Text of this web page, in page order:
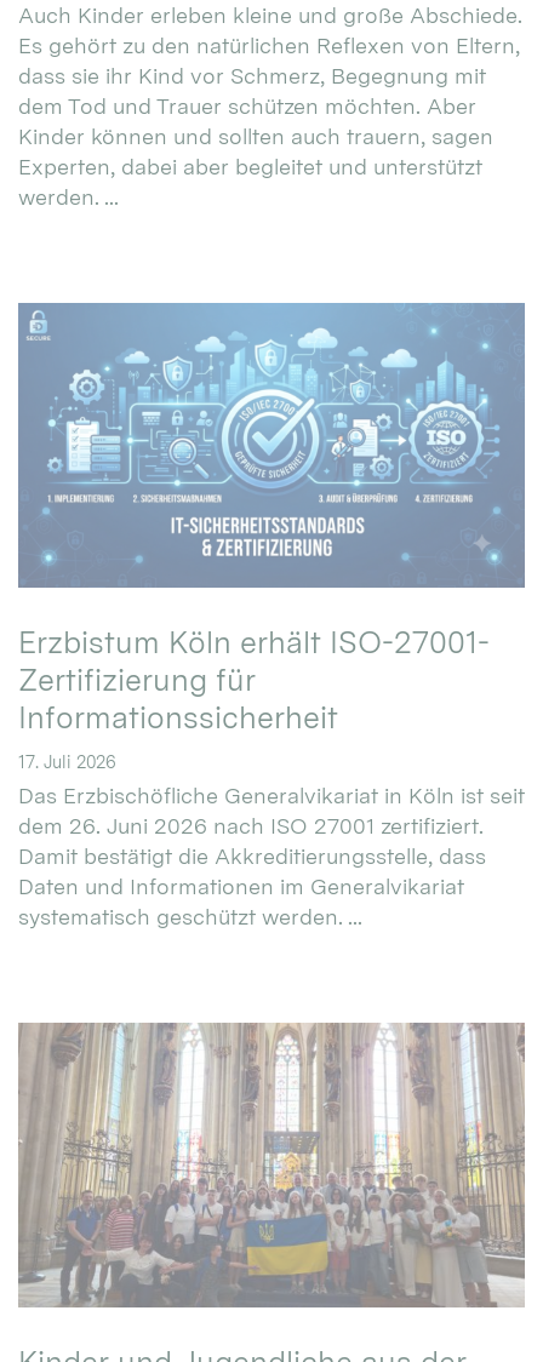
Auch Kinder erleben kleine und große Abschiede.
Es gehört zu den natürlichen Reflexen von Eltern,
dass sie ihr Kind vor Schmerz, Begegnung mit
dem Tod und Trauer schützen möchten. Aber
Kinder können und sollten auch trauern, sagen
Experten, dabei aber begleitet und unterstützt
werden. ...
Erzbistum Köln erhält ISO-27001-
Zertifizierung für
Informationssicherheit
17. Juli 2026
Das Erzbischöfliche Generalvikariat in Köln ist seit
dem 26. Juni 2026 nach ISO 27001 zertifiziert.
Damit bestätigt die Akkreditierungsstelle, dass
Daten und Informationen im Generalvikariat
systematisch geschützt werden. ...